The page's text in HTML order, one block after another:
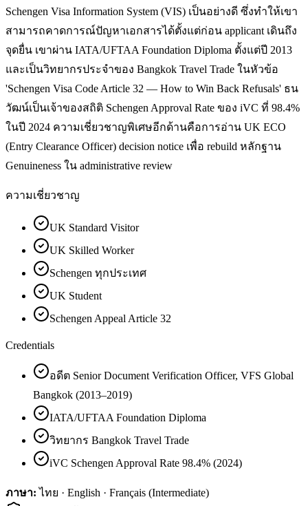
Schengen Visa Information System (VIS) เป็นอย่างดี ซึ่งทำให้เขา
สามารถคาดการณ์ปัญหาเอกสารได้ตั้งแต่ก่อน applicant เดินถึง
จุดยื่น เขาผ่าน IATA/UFTAA Foundation Diploma ตั้งแต่ปี 2013
และเป็นวิทยากรประจำของ Bangkok Travel Trade ในหัวข้อ
'Schengen Visa Code Article 32 — How to Win Back Refusals' ธน
วัฒน์เป็นเจ้าของสถิติ Schengen Approval Rate ของ iVC ที่ 98.4%
ในปี 2024 ความเชี่ยวชาญพิเศษอีกด้านคือการอ่าน UK ECO
(Entry Clearance Officer) decision notice เพื่อ rebuild หลักฐาน
Genuineness ใน administrative review
ความเชี่ยวชาญ
UK Standard Visitor
UK Skilled Worker
Schengen ทุกประเทศ
UK Student
Schengen Appeal Article 32
Credentials
อดีต Senior Document Verification Officer, VFS Global
Bangkok (2013–2019)
IATA/UFTAA Foundation Diploma
วิทยากร Bangkok Travel Trade
iVC Schengen Approval Rate 98.4% (2024)
ภาษา: ไทย · English · Français (Intermediate)